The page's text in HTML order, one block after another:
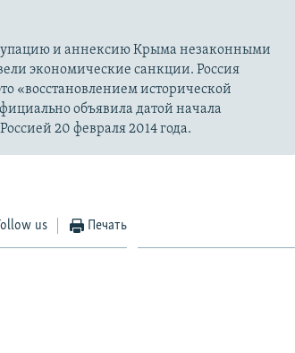
и аннексию Крыма незаконными
экономические санкции. Россия
«восстановлением исторической
объявила датой начала
20 февраля 2014 года.
us Печать